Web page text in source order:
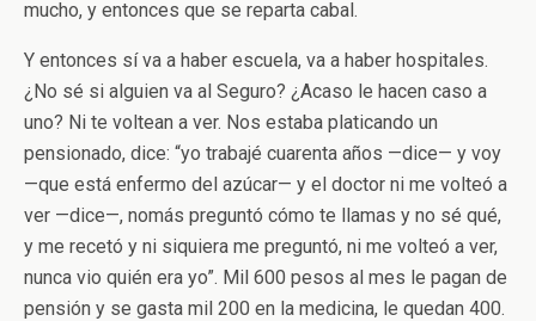
mucho, y entonces que se reparta cabal.
Y entonces sí va a haber escuela, va a haber hospitales.
¿No sé si alguien va al Seguro? ¿Acaso le hacen caso a
uno? Ni te voltean a ver. Nos estaba platicando un
pensionado, dice: “yo trabajé cuarenta años —dice— y voy
—que está enfermo del azúcar— y el doctor ni me volteó a
ver —dice—, nomás preguntó cómo te llamas y no sé qué,
y me recetó y ni siquiera me preguntó, ni me volteó a ver,
nunca vio quién era yo”. Mil 600 pesos al mes le pagan de
pensión y se gasta mil 200 en la medicina, le quedan 400.